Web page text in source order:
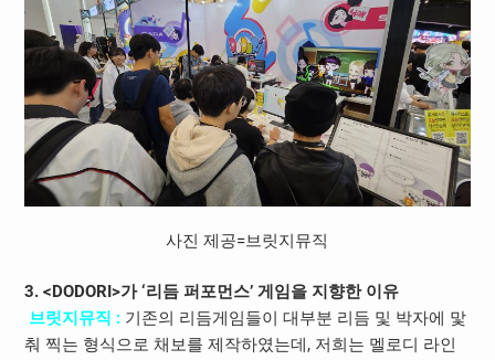
사진 제공=브릿지뮤직
3. <DODORI>가 ‘리듬 퍼포먼스’ 게임을 지향한 이유
브릿지뮤직 :기존의 리듬게임들이 대부분 리듬 및 박자에 맟
춰 찍는 형식으로 채보를 제작하였는데, 저희는 멜로디 라인